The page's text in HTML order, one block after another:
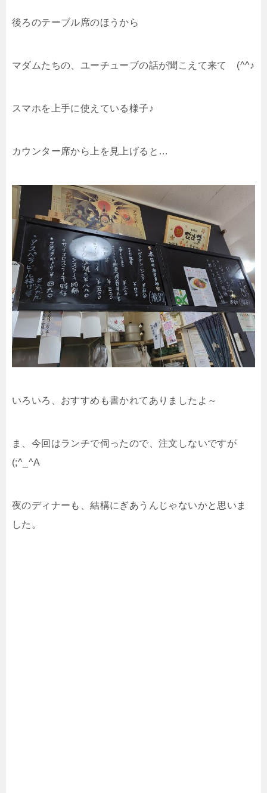
後ろのテーブル席のほうから
マダムたちの、ユーチューブの話が聞こえて来て (^^♪
スマホを上手に使えている様子♪
カウンター席から上を見上げると…
いろいろ、おすすめも書かれてありましたよ～
ま、今回はランチで伺ったので、注文しないですが
(;^_^A
夜のディナーも、結構にぎあうんじゃないかと思いま
した。